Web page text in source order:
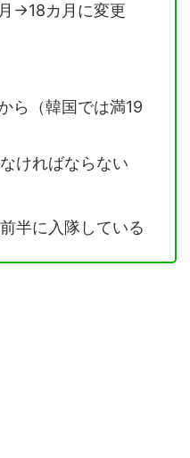
→18カ月に変更
ら（韓国では満19
ければならない
半に入隊している